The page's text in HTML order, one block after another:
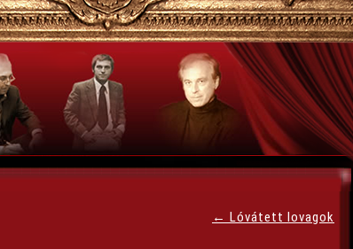
← Lóvátett lovagok